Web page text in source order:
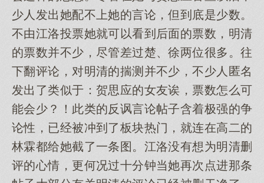
少人发出她配不上她的言论，但到底是少数。
不由江洛投票她就可以看到后面的票数，明清
的票数并不少，尽管差过楚、徐两位很多。往
下翻评论，对明清的揣测并不少，不少人匿名
发出了类似于：贺思应的女友诶，票数怎么可
能会少？！此类的反讽言论帖子含着极强的争
论性，已经被冲到了板块热门，就连在高二的
林霖都给她截了一条图。江洛没有想为明清删
评的心情，更何况过十分钟当她再次点进那条